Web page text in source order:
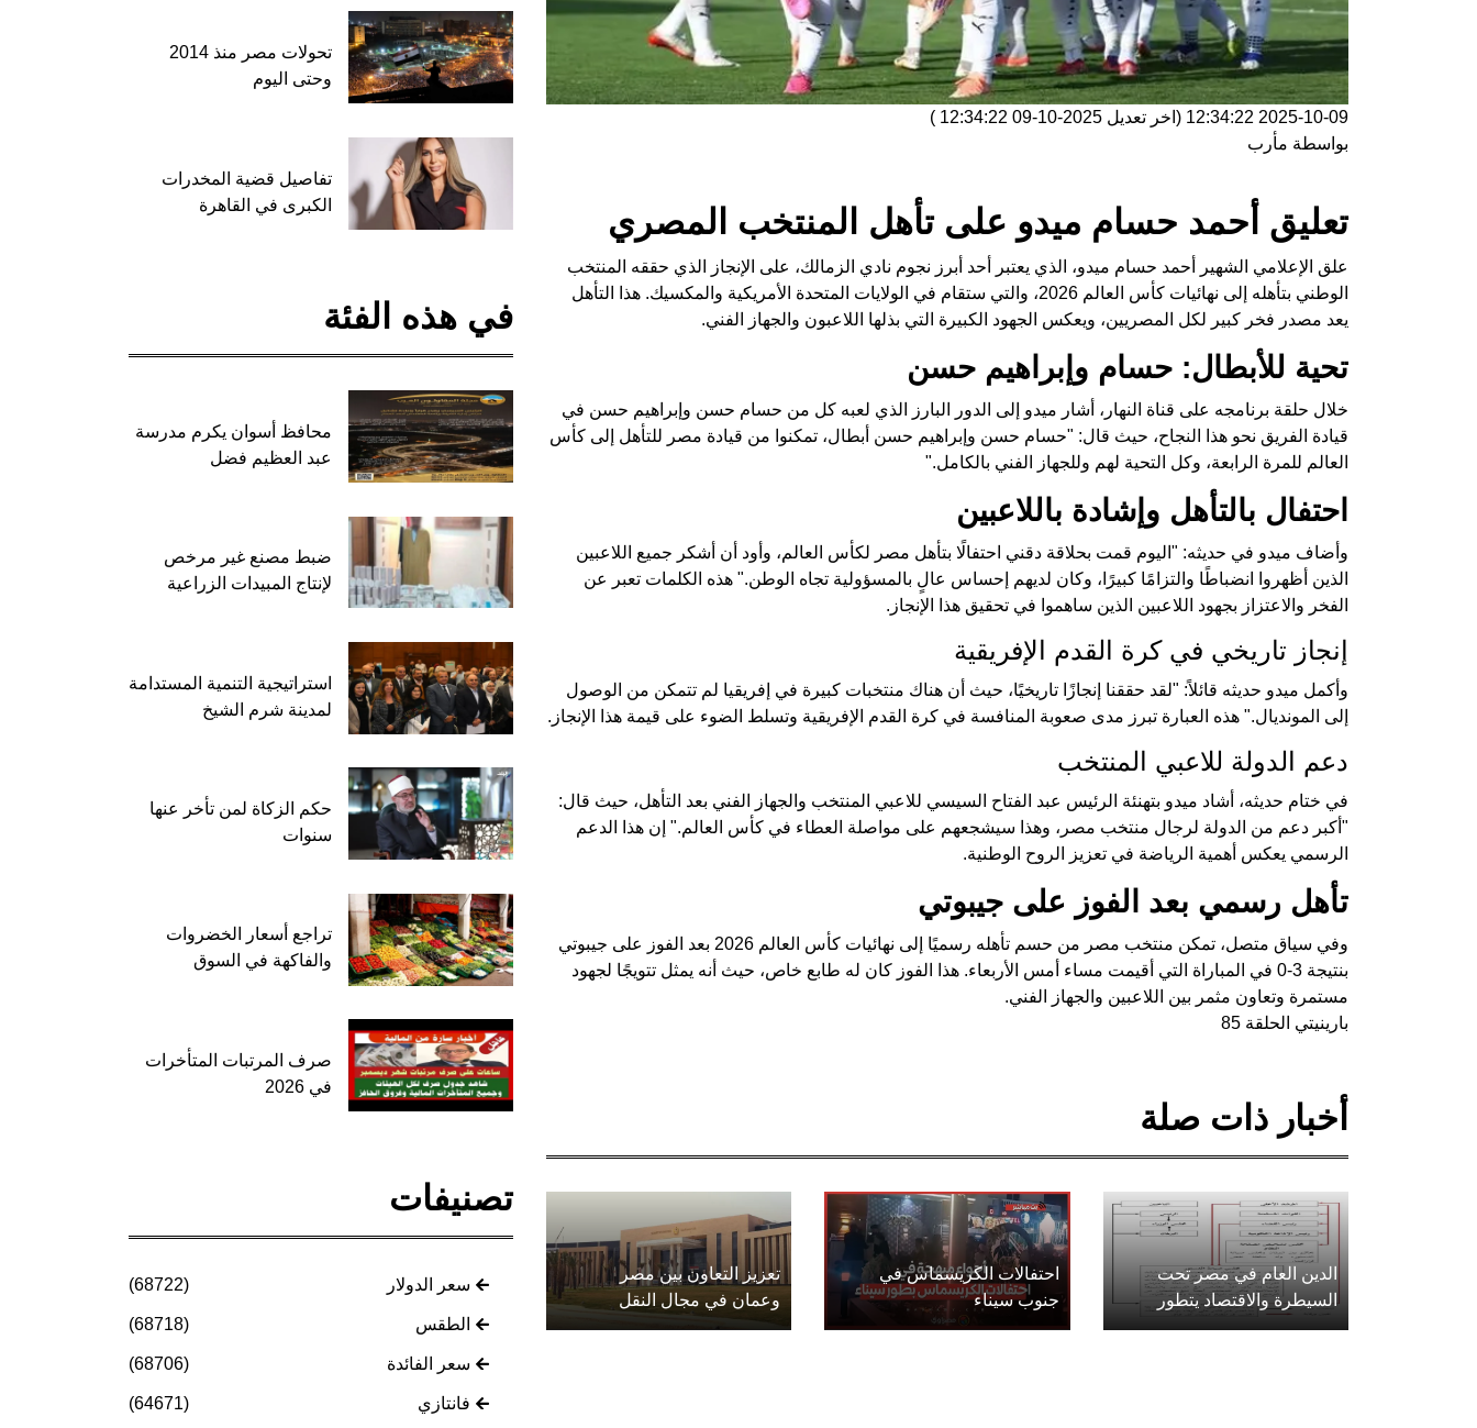
2025-10-09 12:34:22 (اخر تعديل 2025-10-09 12:34:22
)
بواسطة مأرب
تعليق أحمد حسام ميدو على تأهل المنتخب المصري
علق الإعلامي الشهير أحمد حسام ميدو، الذي يعتبر أحد أبرز نجوم نادي الزمالك، على الإنجاز الذي حققه المنتخب
الوطني بتأهله إلى نهائيات كأس العالم 2026، والتي ستقام في الولايات المتحدة الأمريكية والمكسيك. هذا التأهل
يعد مصدر فخر كبير لكل المصريين، ويعكس الجهود الكبيرة التي بذلها اللاعبون والجهاز الفني.
تحية للأبطال: حسام وإبراهيم حسن
خلال حلقة برنامجه على قناة النهار، أشار ميدو إلى الدور البارز الذي لعبه كل من حسام حسن وإبراهيم حسن في
قيادة الفريق نحو هذا النجاح، حيث قال: "حسام حسن وإبراهيم حسن أبطال، تمكنوا من قيادة مصر للتأهل إلى كأس
العالم للمرة الرابعة، وكل التحية لهم وللجهاز الفني بالكامل."
احتفال بالتأهل وإشادة باللاعبين
وأضاف ميدو في حديثه: "اليوم قمت بحلاقة دقني احتفالًا بتأهل مصر لكأس العالم، وأود أن أشكر جميع اللاعبين
الذين أظهروا انضباطًا والتزامًا كبيرًا، وكان لديهم إحساس عالٍ بالمسؤولية تجاه الوطن." هذه الكلمات تعبر عن
الفخر والاعتزاز بجهود اللاعبين الذين ساهموا في تحقيق هذا الإنجاز.
إنجاز تاريخي في كرة القدم الإفريقية
وأكمل ميدو حديثه قائلاً: "لقد حققنا إنجازًا تاريخيًا، حيث أن هناك منتخبات كبيرة في إفريقيا لم تتمكن من الوصول
إلى المونديال." هذه العبارة تبرز مدى صعوبة المنافسة في كرة القدم الإفريقية وتسلط الضوء على قيمة هذا الإنجاز.
دعم الدولة للاعبي المنتخب
في ختام حديثه، أشاد ميدو بتهنئة الرئيس عبد الفتاح السيسي للاعبي المنتخب والجهاز الفني بعد التأهل، حيث قال:
"أكبر دعم من الدولة لرجال منتخب مصر، وهذا سيشجعهم على مواصلة العطاء في كأس العالم." إن هذا الدعم
الرسمي يعكس أهمية الرياضة في تعزيز الروح الوطنية.
تأهل رسمي بعد الفوز على جيبوتي
وفي سياق متصل، تمكن منتخب مصر من حسم تأهله رسميًا إلى نهائيات كأس العالم 2026 بعد الفوز على جيبوتي
بنتيجة 3-0 في المباراة التي أقيمت مساء أمس الأربعاء. هذا الفوز كان له طابع خاص، حيث أنه يمثل تتويجًا لجهود
مستمرة وتعاون مثمر بين اللاعبين والجهاز الفني.
بارينيتي الحلقة 85
أخبار ذات صلة
الدين العام في مصر تحت
السيطرة والاقتصاد يتطور
احتفالات الكريسماس في
جنوب سيناء
تعزيز التعاون بين مصر
وعمان في مجال النقل
تحولات مصر منذ 2014
وحتى اليوم
تفاصيل قضية المخدرات
الكبرى في القاهرة
في هذه الفئة
محافظ أسوان يكرم مدرسة
عبد العظيم فضل
ضبط مصنع غير مرخص
لإنتاج المبيدات الزراعية
استراتيجية التنمية المستدامة
لمدينة شرم الشيخ
حكم الزكاة لمن تأخر عنها
سنوات
تراجع أسعار الخضروات
والفاكهة في السوق
صرف المرتبات المتأخرات
في 2026
تصنيفات
سعر الدولار (68722)
الطقس (68718)
سعر الفائدة (68706)
فانتازي (64671)